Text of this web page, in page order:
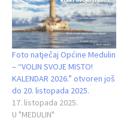
Foto natječaj Općine Medulin
– “VOLIN SVOJE MISTO!
KALENDAR 2026.” otvoren još
do 20. listopada 2025.
17. listopada 2025.
U "MEDULIN"